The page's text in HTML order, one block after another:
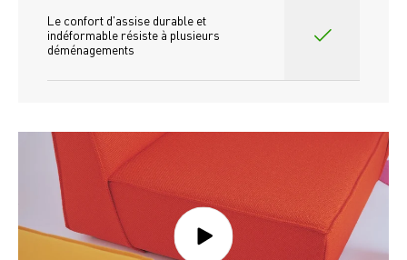
Le confort d'assise durable et
indéformable résiste à plusieurs
déménagements